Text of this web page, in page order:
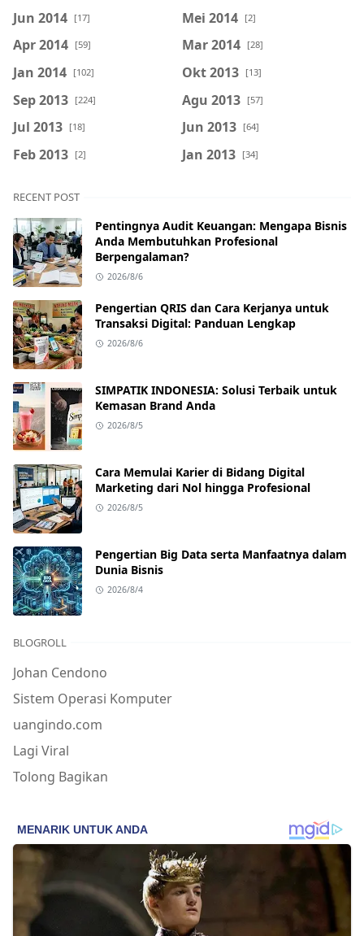
Jun 2014 [17] Mei 2014 [2]
Apr 2014 [59] Mar 2014 [28]
Jan 2014 [102] Okt 2013 [13]
Sep 2013 [224] Agu 2013 [57]
Jul 2013 [18] Jun 2013 [64]
Feb 2013 [2] Jan 2013 [34]
RECENT POST
Pentingnya Audit Keuangan: Mengapa Bisnis
Anda Membutuhkan Profesional
Berpengalaman?
2026/8/6
Pengertian QRIS dan Cara Kerjanya untuk
Transaksi Digital: Panduan Lengkap
2026/8/6
SIMPATIK INDONESIA: Solusi Terbaik untuk
Kemasan Brand Anda
2026/8/5
Cara Memulai Karier di Bidang Digital
Marketing dari Nol hingga Profesional
2026/8/5
Pengertian Big Data serta Manfaatnya dalam
Dunia Bisnis
2026/8/4
BLOGROLL
Johan Cendono
Sistem Operasi Komputer
uangindo.com
Lagi Viral
Tolong Bagikan